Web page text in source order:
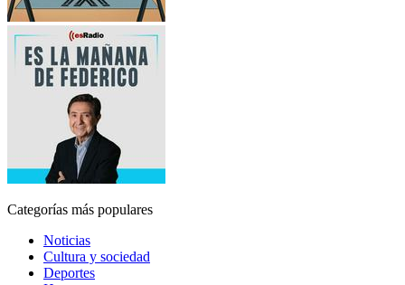
Categorías más populares
Noticias
Cultura y sociedad
Deportes